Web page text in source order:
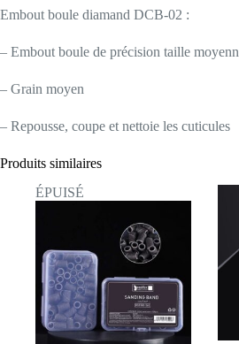
Embout boule diamand DCB-02 :
– Embout boule de précision taille
– Grain moyen
– Repousse, coupe et nettoie les cuticules
Produits similaires
ÉPUISÉ